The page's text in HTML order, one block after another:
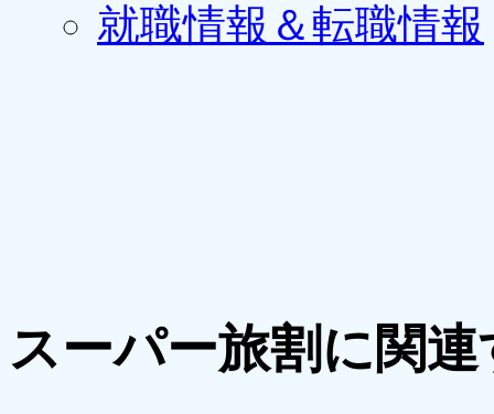
就職情報＆転職情報
スーパー旅割に関